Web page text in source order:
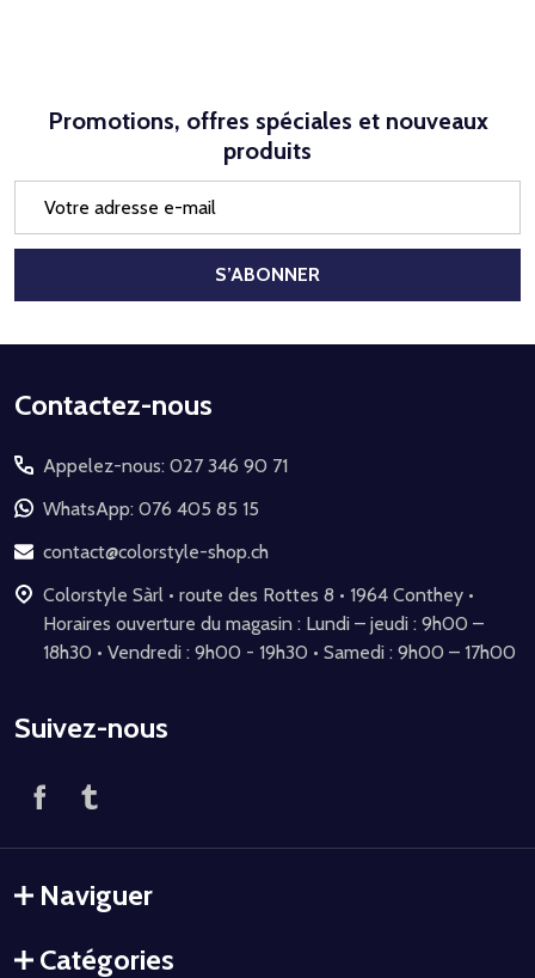
Promotions, offres spéciales et nouveaux
produits
mail
S’ABONNER
Début
pied
de
page
Contactez-nous
Appelez-nous: 027 346 90 71
WhatsApp: 076 405 85 15
contact@colorstyle-shop.ch
Colorstyle Sàrl • route des Rottes 8 • 1964 Conthey •
Horaires ouverture du magasin : Lundi – jeudi : 9h00 –
18h30 • Vendredi : 9h00 - 19h30 • Samedi : 9h00 – 17h00
Suivez-nous
Naviguer
Catégories